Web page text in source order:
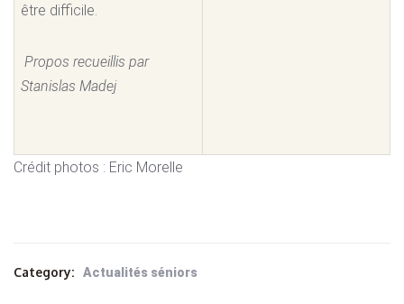
être difficile.
Propos recueillis par
Stanislas Madej
Crédit photos : Eric Morelle
Category: Actualités séniors